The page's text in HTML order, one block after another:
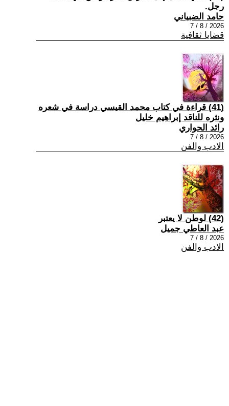
رجل.
حامد الضبياني
2026 / 8 / 7
قضايا ثقافية
(41) قراءة في كتاب محمد القيسي دراسة في شعره
ونثره للناقد إبراهيم خليل
رائد الحواري
2026 / 8 / 7
الادب والفن
(42) لوطن لا يعتبر
عبد العاطي جميل
2026 / 8 / 7
الادب والفن